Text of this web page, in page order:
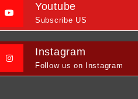
Youtube
Subscribe US
Instagram
Follow us on Instagram